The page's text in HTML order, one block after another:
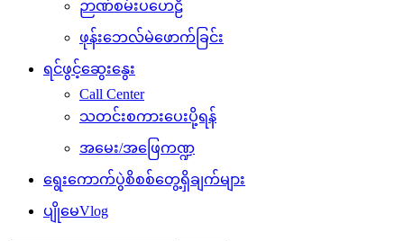
ဉာဏ်စမ်းပဟေဠိ
ဖုန်းဘေလ်မဲဖောက်ခြင်း
ရင်ဖွင့်ဆွေးနွေး
Call Center
သတင်းစကားပေးပို့ရန်
အမေး/အဖြေကဏ္ဍ
ရွေးကောက်ပွဲစိစစ်တွေ့ရှိချက်များ
ပျိုမေVlog